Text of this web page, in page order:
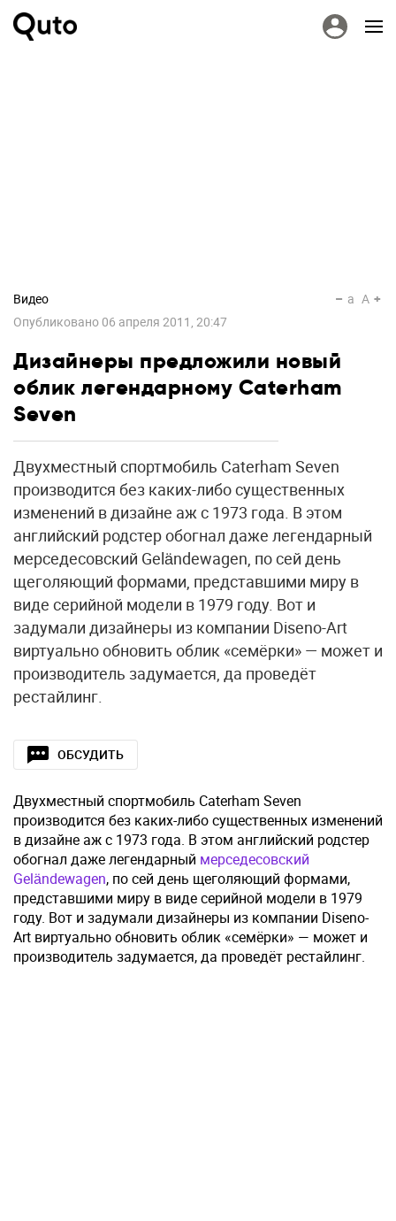
Видео
Опубликовано 06 апреля 2011, 20:47
a A
Дизайнеры предложили новый
облик легендарному Caterham
Seven
Двухместный спортмобиль Caterham Seven
производится без каких-либо существенных
изменений в дизайне аж с 1973 года. В этом
английский родстер обогнал даже легендарный
мерседесовский Geländewagen, по сей день
щеголяющий формами, представшими миру в
виде серийной модели в 1979 году. Вот и
задумали дизайнеры из компании Diseno-Art
виртуально обновить облик «семёрки» — может и
производитель задумается, да проведёт
рестайлинг.
ОБСУДИТЬ
Двухместный спортмобиль Caterham Seven
производится без каких-либо существенных изменений
в дизайне аж с 1973 года. В этом английский родстер
обогнал даже легендарный мерседесовский
Geländewagen, по сей день щеголяющий формами,
представшими миру в виде серийной модели в 1979
году. Вот и задумали дизайнеры из компании Diseno-
Art виртуально обновить облик «семёрки» — может и
производитель задумается, да проведёт рестайлинг.